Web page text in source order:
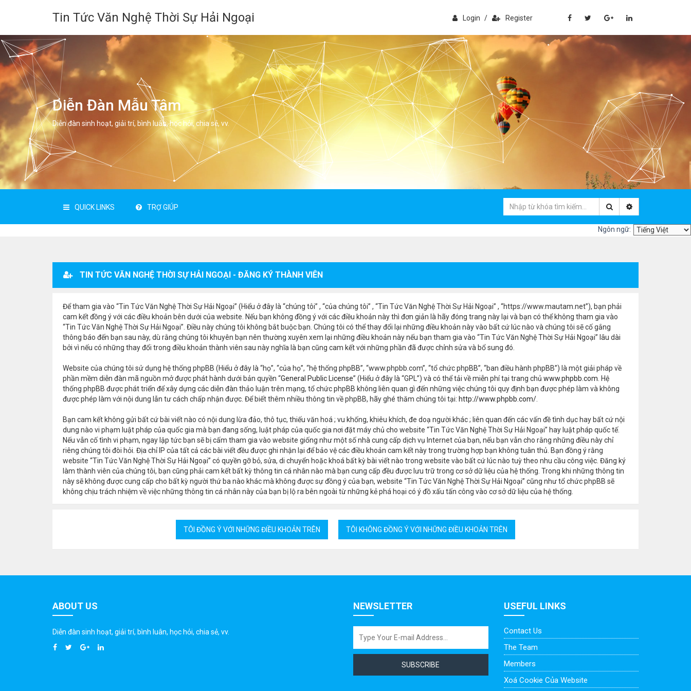
Tin Tức Văn Nghệ Thời Sự Hải Ngoại Login / Register
Diễn Đàn Mẫu Tâm
Diễn đàn sinh hoạt, giải trí, bình luân, học hỏi, chia sẻ, vv.
QUICK LINKS TRỢ GIÚP
Ngôn ngữ:
TIN TỨC VĂN NGHỆ THỜI SỰ HẢI NGOẠI - ĐĂNG KÝ THÀNH VIÊN
Để tham gia vào “Tin Tức Văn Nghệ Thời Sự Hải Ngoại” (Hiểu ở đây là “chúng tôi” , “của chúng tôi” , “Tin Tức Văn Nghệ Thời Sự Hải Ngoại” , “https://www.mautam.net”), bạn phải
cam kết đồng ý với các điều khoản bên dưới của website. Nếu bạn không đồng ý với các điều khoản này thì đơn giản là hãy đóng trang này lại và bạn có thể không tham gia vào
“Tin Tức Văn Nghệ Thời Sự Hải Ngoại”. Điều này chúng tôi không bắt buộc bạn. Chúng tôi có thể thay đổi lại những điều khoản này vào bất cứ lúc nào và chúng tôi sẽ cố gắng
thông báo đến bạn sau này, dù rằng chúng tôi khuyên bạn nên thường xuyên xem lại những điều khoản này nếu bạn tham gia vào “Tin Tức Văn Nghệ Thời Sự Hải Ngoại” lâu dài
bởi vì nếu có những thay đổi trong điều khoản thành viên sau này nghĩa là bạn cũng cam kết với những phần đã được chỉnh sửa và bổ sung đó.
Website của chúng tôi sử dụng hệ thống phpBB (Hiểu ở đây là “họ”, “của họ”, “hệ thống phpBB”, “www.phpbb.com”, “tổ chức phpBB”, “ban điều hành phpBB”) là một giải pháp về
phần mềm diễn đàn mã nguồn mở được phát hành dưới bản quyền “General Public License” (Hiểu ở đây là “GPL”) và có thể tải về miễn phí tại trang chủ www.phpbb.com . Hệ
thống phpBB được phát triển để xây dựng các diễn đàn thảo luận trên mạng, tổ chức phpBB không liên quan gì đến những việc chúng tôi quy định bạn được phép làm và không
được phép làm với nội dung lẫn tư cách chấp nhận được. Để biết thêm nhiều thông tin về phpBB, hãy ghé thăm chúng tôi tại: http://www.phpbb.com/
Bạn cam kết không gửi bất cứ bài viết nào có nội dung lừa đảo, thô tục, thiếu văn hoá ; vu khống, khiêu khích, đe doạ người khác ; liên quan đến các vấn đề tình dục hay bất cứ nội
dung nào vi phạm luật pháp của quốc gia mà bạn đang sống, luật pháp của quốc gia nơi đặt máy chủ cho website “Tin Tức Văn Nghệ Thời Sự Hải Ngoại” hay luật pháp quốc tế.
Nếu vẫn cố tình vi phạm, ngay lập tức bạn sẽ bị cấm tham gia vào website giống như một số nhà cung cấp dịch vụ Internet của bạn, nếu bạn vẫn cho rằng những điều này chỉ
riêng chúng tôi đòi hỏi. Địa chỉ IP của tất cả các bài viết đều được ghi nhận lại để bảo vệ các điều khoản cam kết này trong trường hợp bạn không tuân thủ. Bạn đồng ý rằng
website “Tin Tức Văn Nghệ Thời Sự Hải Ngoại” có quyền gỡ bỏ, sửa, di chuyển hoặc khoá bất kỳ bài viết nào trong website vào bất cứ lúc nào tuỳ theo nhu cầu công việc. Đăng ký
làm thành viên của chúng tôi, bạn cũng phải cam kết bất kỳ thông tin cá nhân nào mà bạn cung cấp đều được lưu trữ trong cơ sở dữ liệu của hệ thống. Trong khi những thông tin
này sẽ không được cung cấp cho bất kỳ người thứ ba nào khác mà không được sự đồng ý của bạn, website “Tin Tức Văn Nghệ Thời Sự Hải Ngoại” cũng như tổ chức phpBB sẽ
không chịu trách nhiệm về việc những thông tin cá nhân này của bạn bị lộ ra bên ngoài từ những kẻ phá hoại có ý đồ xấu tấn công vào cơ sở dữ liệu của hệ thống.
ABOUT US
Diễn đàn sinh hoạt, giải trí, bình luân, học hỏi, chia sẻ, vv.
NEWSLETTER
SUBSCRIBE
USEFUL LINKS
Contact Us
The Team
Members
Xoá Cookie Của Website